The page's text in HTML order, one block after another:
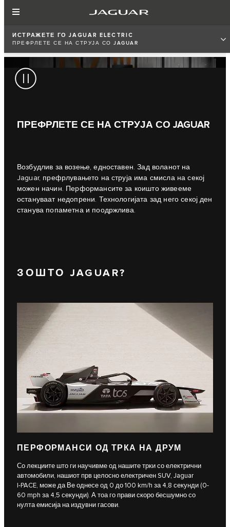
ИСТРАЖЕТЕ ГО JAGUAR ELECTRIC
ПРЕФРЛЕТЕ СЕ НА СТРУЈА СО JAGUAR
ПРЕФРЛЕТЕ СЕ НА СТРУЈА СО JAGUAR
Возбудлив за возење, едноставен. Зад воланот на
Jaguar, префрлувањето на струја има смисла на секој
можен начин. Перформансите за коишто живееме
остануваат недопрени. Технологијата зад него секој ден
станува попаметна и поодржлива.
ЗОШТО JAGUAR?
ПЕРФОРМАНСИ ОД ТРКА НА ДРУМ
Со лекциите што ги научивме од нашите трки со електрични
автомобили, нашиот прв целосно електричен SUV, Jaguar
I‑PACE, може да Ве однесе од 0 до 100 km/h за 4,8 секунди (0-
60 mph за 4,5 секунди). А тоа го прави скоро бесшумно со
нулта емисија на издувни гасови.